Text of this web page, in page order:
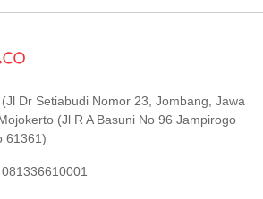
Dr Setiabudi Nomor 23, Jombang, Jawa
(Jl R A Basuni No 96 Jampirogo
61361)